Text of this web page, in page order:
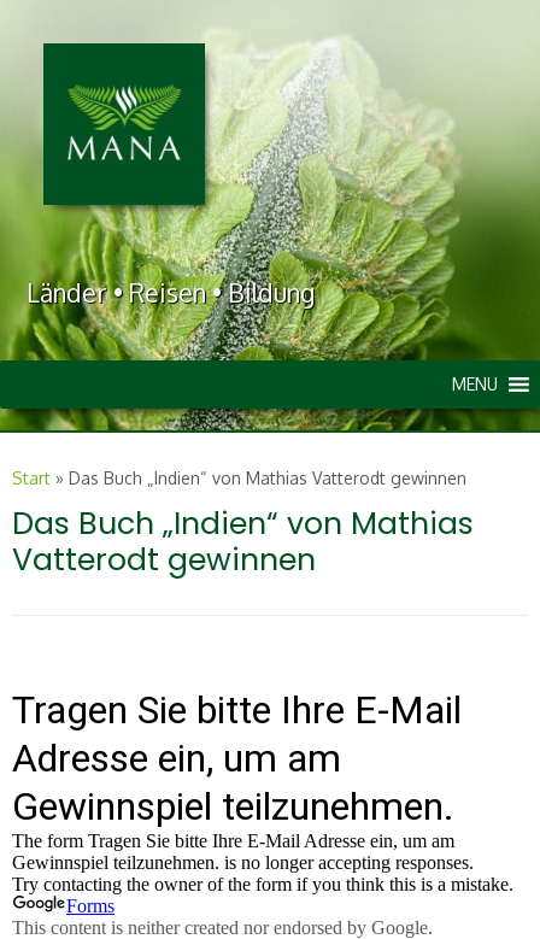
Länder • Reisen • Bildung
MENU
Start » Das Buch „Indien“ von Mathias Vatterodt gewinnen
Das Buch „Indien“ von Mathias
Vatterodt gewinnen